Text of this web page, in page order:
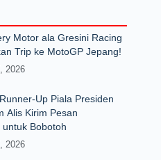
Motor ala Gresini Racing
Trip ke MotoGP Jepang!
2026
Up Piala Presiden
Alis Kirim Pesan
Bobotoh
2026